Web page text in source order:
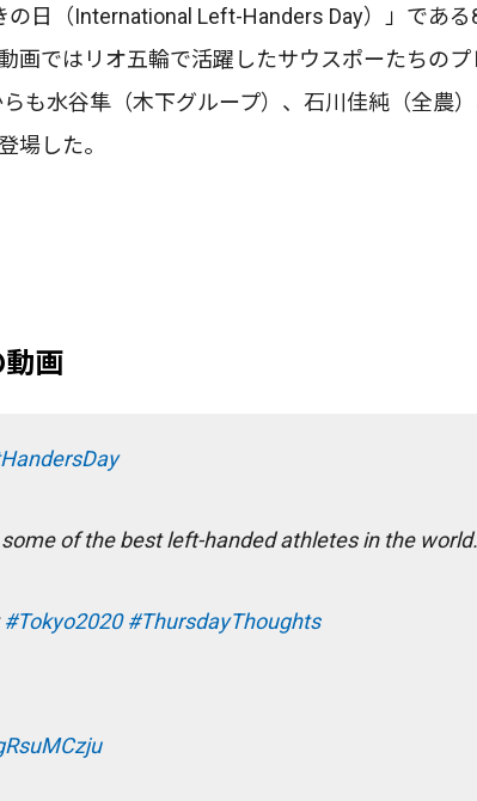
日（International Left-Handers Day）」である
画ではリオ五輪で活躍したサウスポーたちのプ
も水谷隼（木下グループ）、石川佳純（全農
場した。
画
of the best left-handed athletes in the world.
#Tokyo2020 #ThursdayThoughts